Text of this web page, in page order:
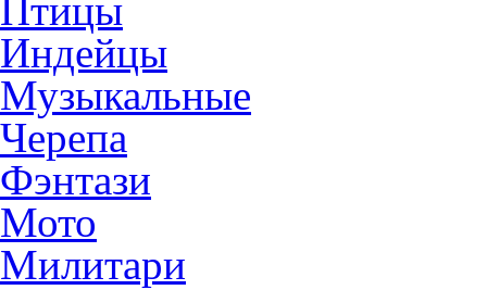
Птицы
Индейцы
Музыкальные
Черепа
Фэнтази
Мото
Милитари